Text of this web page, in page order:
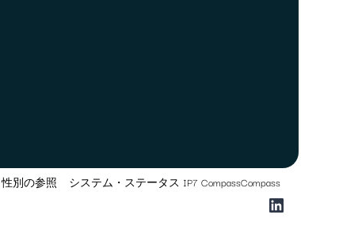
性別の参照 システム・ステータス IP7 CompassCompass
LinkedIn